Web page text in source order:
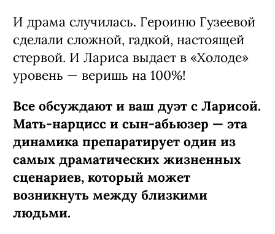
И драма случилась. Героиню Гузеевой
сделали сложной, гадкой, настоящей
стервой. И Лариса выдает в «Холоде»
уровень — веришь на 100%!
Все обсуждают и ваш дуэт с Ларисой.
Мать-нарцисс и сын-абьюзер — эта
динамика препаратирует один из
самых драматических жизненных
сценариев, который может
возникнуть между близкими
людьми.